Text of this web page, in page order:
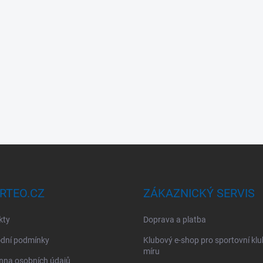
podmínky
osobních údajů
ZÁKAZNICKÝ SERVIS
Doprava a platba
Klubový e-shop pro sportovní
míru